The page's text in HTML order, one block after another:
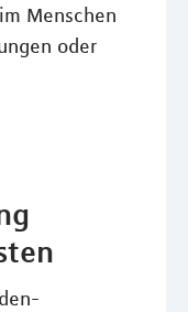
Menschen
oder